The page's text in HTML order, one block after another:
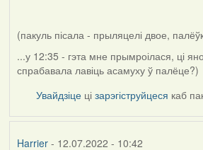
(пакуль пісала - прыляцелі двое,
...у 12:35 - гэта мне прымроілася, ці
спрабавала лавіць асамуху ў палёце?)
Увайдзіце цізарэгіструйцеся каб
Harrier- 12.07.2022 - 10:42